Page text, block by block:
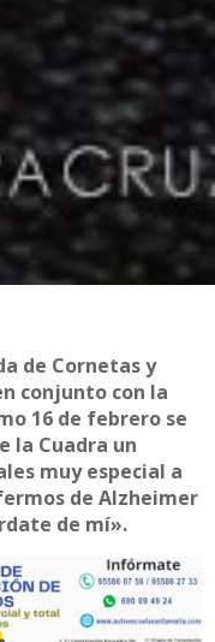
de Cornetas y
conjunto con la
16 de febrero se
la Cuadra un
muy especial a
de Alzheimer
de mí».